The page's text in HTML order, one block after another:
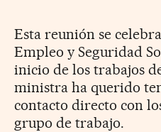
Esta reunión se
Empleo y Seguridad
inicio de los trabajos
ministra ha querido
contacto directo con
grupo de trabajo.